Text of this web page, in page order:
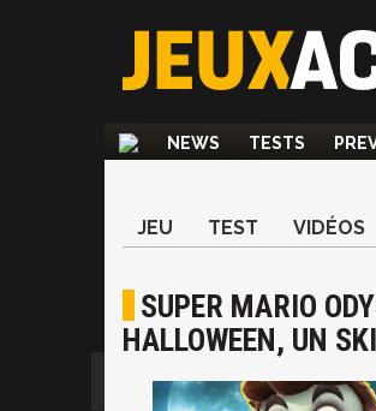
NEWS TESTS
JEU TEST VIDÉOS
SUPER MARIO
HALLOWEEN, UN